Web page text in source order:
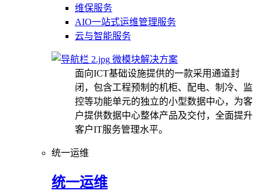
维保服务
AIO一站式运维管理服务
云与智能服务
微模块解决方案
面向ICT基础设施提供的一款采用通道封
闭，包含工程预制的机柜、配电、制冷、监
控等功能单元的独立的小型数据中心，为客
户提供数据中心整体产品及交付，全面提升
客户IT服务管理水平。
统一运维
统一运维